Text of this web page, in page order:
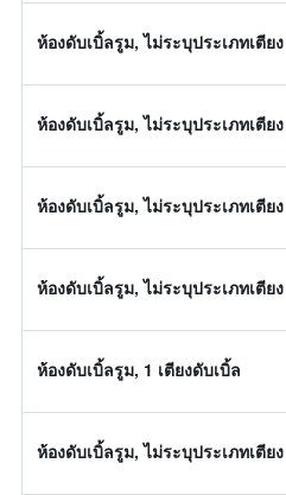
ห้องดับเบิ้ลรูม, ไม่ระบุประเภทเตียง
ห้องดับเบิ้ลรูม, ไม่ระบุประเภทเตียง
ห้องดับเบิ้ลรูม, ไม่ระบุประเภทเตียง
ห้องดับเบิ้ลรูม, ไม่ระบุประเภทเตียง
ห้องดับเบิ้ลรูม, 1 เตียงดับเบิ้ล
ห้องดับเบิ้ลรูม, ไม่ระบุประเภทเตียง